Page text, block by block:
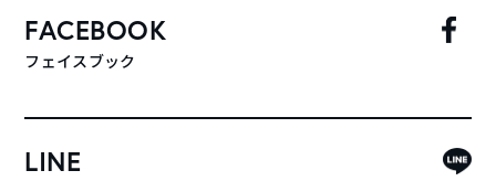
FACEBOOK
フェイスブック
LINE